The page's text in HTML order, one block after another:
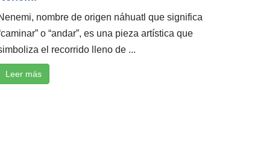
nombre de origen náhuatl que significa
o “andar”, es una pieza artística que
el recorrido lleno de ...
Leer más